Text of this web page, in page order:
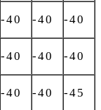
-40 -40 -40
-40 -40 -40
-40 -40 -45